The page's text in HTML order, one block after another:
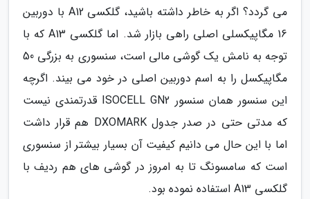
می گردد؟ اگر به خاطر داشته باشید، گلکسی A12 با دوربین
16 مگاپیکسلی اصلی راهی بازار شد. اما گلکسی A13 که با
توجه به نامش یک گوشی مالی است، سنسوری به بزرگی 50
مگاپیکسل را به اسم دوربین اصلی در خود می بیند. اگرچه
این سنسور همان سنسور ISOCELL GN2 قدرتمندی نیست
که مدتی حتی در صدر جدول DXOMARK هم قرار داشت
اما با این حال می دانیم کیفیت آن بسیار بیشتر از سنسوری
است که سامسونگ تا به امروز در گوشی های هم ردیف با
گلکسی A13 استفاده نموده بود.